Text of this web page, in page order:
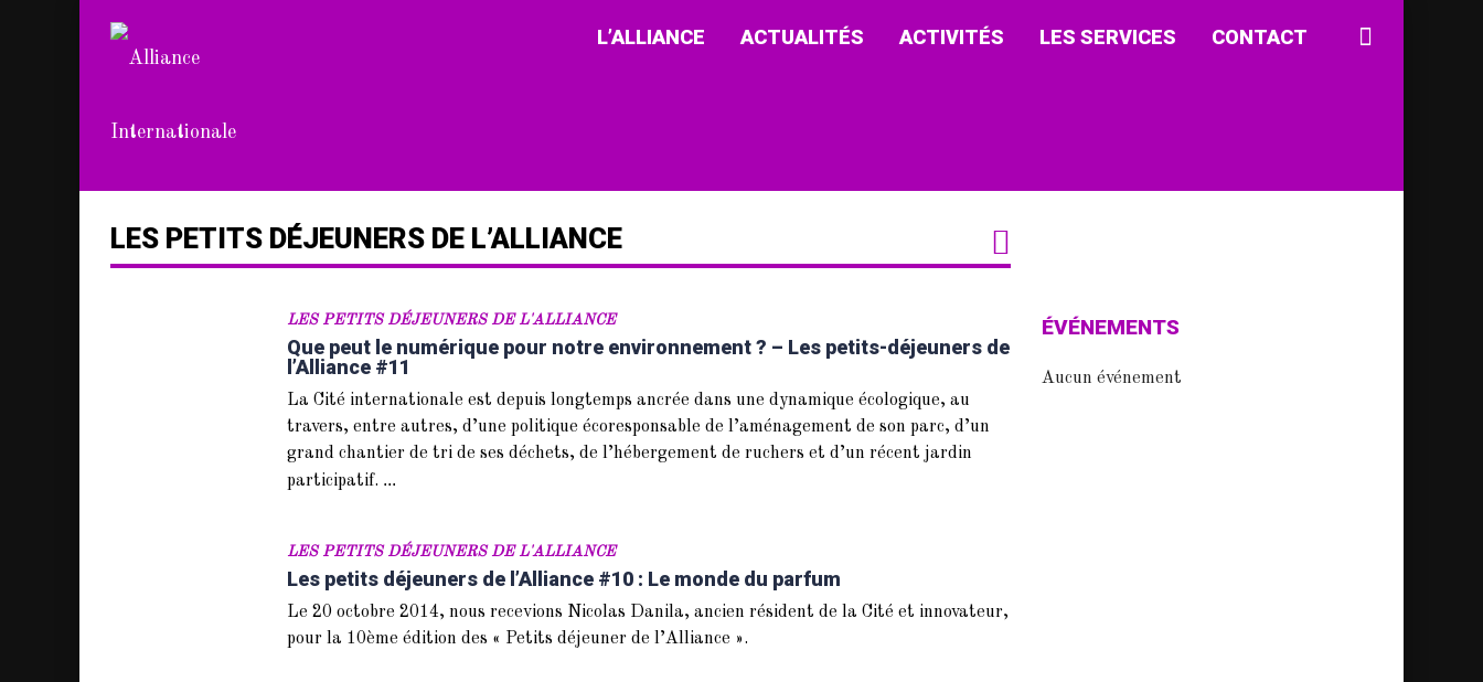
L’ALLIANCE ACTUALITÉS ACTIVITÉS LES SERVICES CONTACT
LES PETITS DÉJEUNERS DE L’ALLIANCE
LES PETITS DÉJEUNERS DE L'ALLIANCE
Que peut le numérique pour notre environnement ? – Les petits-déjeuners de
l’Alliance #11
La Cité internationale est depuis longtemps ancrée dans une dynamique écologique, au
travers, entre autres, d’une politique écoresponsable de l’aménagement de son parc, d’un
grand chantier de tri de ses déchets, de l’hébergement de ruchers et d’un récent jardin
participatif. ...
LES PETITS DÉJEUNERS DE L'ALLIANCE
Les petits déjeuners de l’Alliance #10 : Le monde du parfum
Le 20 octobre 2014, nous recevions Nicolas Danila, ancien résident de la Cité et innovateur,
pour la 10ème édition des « Petits déjeuner de l’Alliance ».
ÉVÉNEMENTS
Aucun événement